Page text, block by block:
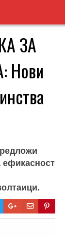
ЗА
Нови
ефикасност